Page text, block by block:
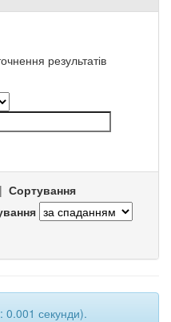
результатів
| Сортування
0.001 секунди).